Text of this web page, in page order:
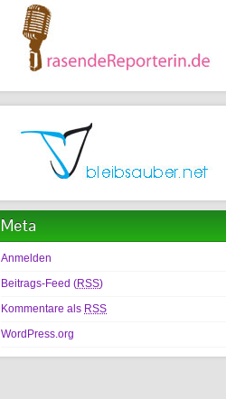
Meta
Anmelden
Beitrags-Feed (RSS)
Kommentare als RSS
WordPress.org